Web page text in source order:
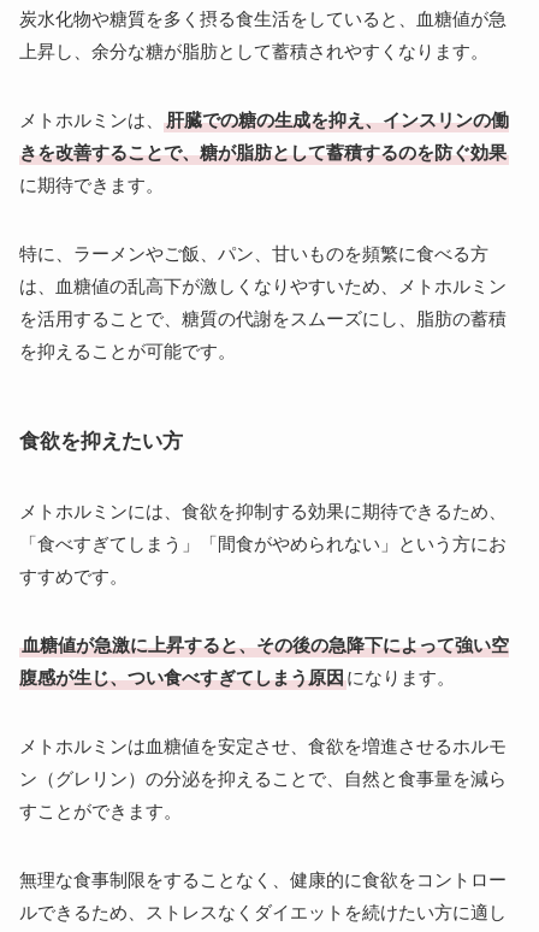
炭水化物や糖質を多く摂る食生活をしていると、血糖値が急
上昇し、余分な糖が脂肪として蓄積されやすくなります。
メトホルミンは、
肝臓での糖の生成を抑え、インスリンの働
きを改善することで、糖が脂肪として蓄積するのを防ぐ効果
に期待できます。
特に、ラーメンやご飯、パン、甘いものを頻繁に食べる方
は、血糖値の乱高下が激しくなりやすいため、メトホルミン
を活用することで、糖質の代謝をスムーズにし、脂肪の蓄積
を抑えることが可能です。
食欲を抑えたい方
メトホルミンには、食欲を抑制する効果に期待できるため、
「食べすぎてしまう」「間食がやめられない」という方にお
すすめです。
血糖値が急激に上昇すると、その後の急降下によって強い空
腹感が生じ、つい食べすぎてしまう原因になります。
メトホルミンは血糖値を安定させ、食欲を増進させるホルモ
ン（グレリン）の分泌を抑えることで、自然と食事量を減ら
すことができます。
無理な食事制限をすることなく、健康的に食欲をコントロー
ルできるため、ストレスなくダイエットを続けたい方に適し